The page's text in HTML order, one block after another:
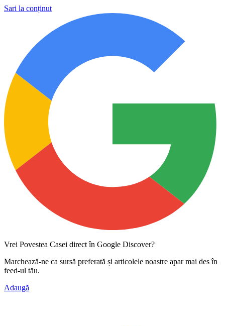
Sari la conținut
Vrei Povestea Casei direct în Google Discover?
Marchează-ne ca sursă preferată și articolele noastre apar mai des în
feed-ul tău.
Adaugă